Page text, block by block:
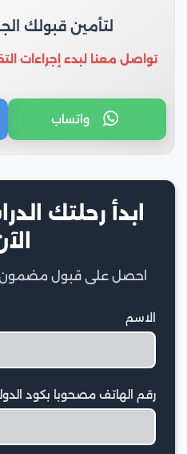
لتأمين قبولك
تواصل معنا لبدء إجراءات
واتساب
ابدأ رحلتك
احصل على قبول مضمون
الاسم
رقم الهاتف مصحوبا بكود